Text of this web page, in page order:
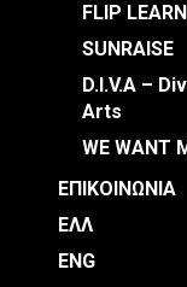
FLIP
SUNRAISE
D.I.V.A –
Arts
WE WANT
ΕΠΙΚΟΙΝΩΝΙΑ
ΕΛΛ
ENG